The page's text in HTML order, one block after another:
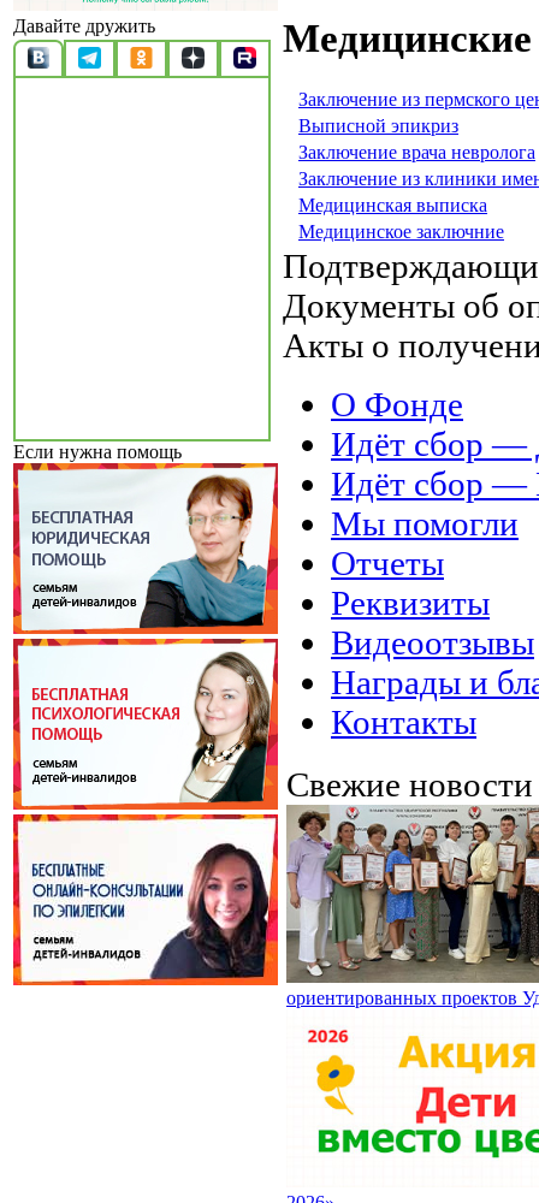
Давайте дружить
Если нужна помощь
Заключение из пермского
Выписной эпикриз
Заключение врача невролога
Заключение из клиники
Медицинская выписка
Медицинское заключние
Документы об
Акты о
О Фонде
Идёт сбор
Идёт сбор
Мы помогли
Отчеты
Реквизиты
Видеоотзывы
Награды и
Контакты
Свежие
ориентированных проектов